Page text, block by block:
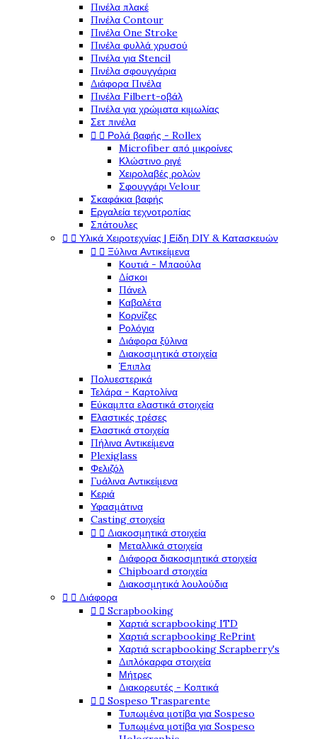
Πινέλα πλακέ
Πινέλα Contour
Πινέλα One Stroke
Πινέλα φυλλά χρυσού
Πινέλα για Stencil
Πινέλα σφουγγάρια
Διάφορα Πινέλα
Πινέλα Filbert-οβάλ
Πινέλα για χρώματα κιμωλίας
Σετ πινέλα
  Ρολά βαφής - Rollex
Microfiber από μικροίνες
Κλώστινο ριγέ
Χειρολαβές ρολών
Σφουγγάρι Velour
Σκαφάκια βαφής
Εργαλεία τεχνοτροπίας
Σπάτουλες
  Υλικά Χειροτεχνίας | Είδη DIY & Κατασκευών
  Ξύλινα Αντικείμενα
Κουτιά - Μπαούλα
Δίσκοι
Πάνελ
Καβαλέτα
Κορνίζες
Ρολόγια
Διάφορα ξύλινα
Διακοσμητικά στοιχεία
Έπιπλα
Πολυεστερικά
Τελάρα - Καρτολίνα
Εύκαμπτα ελαστικά στοιχεία
Ελαστικές τρέσες
Ελαστικά στοιχεία
Πήλινα Αντικείμενα
Plexiglass
Φελιζόλ
Γυάλινα Αντικείμενα
Κεριά
Υφασμάτινα
Casting στοιχεία
  Διακοσμητικά στοιχεία
Μεταλλικά στοιχεία
Διάφορα διακοσμητικά στοιχεία
Chipboard στοιχεία
Διακοσμητικά λουλούδια
  Διάφορα
  Scrapbooking
Χαρτιά scrapbooking ITD
Χαρτιά scrapbooking RePrint
Χαρτιά scrapbooking Scrapberry's
Διπλόκαρφα στοιχεία
Μήτρες
Διακορευτές - Κοπτικά
  Sospeso Trasparente
Τυπωμένα μοτίβα για Sospeso
Τυπωμένα μοτίβα για Sospeso